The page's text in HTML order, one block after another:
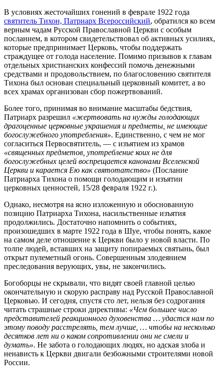
В условиях жесточайших гонений в феврале 1922 года
святитель Тихон, Патриарх Всероссийский, обратился ко всем
верным чадам Русской Православной Церкви с особым
посланием, в котором свидетельствовал об активных усилиях,
которые предпринимает Церковь, чтобы поддержать
страждущее от голода население. Помимо призывов к главам
отдельных христианских конфессий помочь денежными
средствами и продовольствием, по благословению святителя
Тихона был основан специальный церковный комитет, а во
всех храмах организован сбор пожертвований.
Более того, принимая во внимание масштабы бедствия,
Патриарх разрешил «жертвовать на нужды голодающих
драгоценные церковные украшения и предметы, не имеющие
богослужебного употребления». Единственно, с чем не мог
согласиться Первосвятитель, — с изъятием из храмов
«священных предметов, употребление коих не для
богослужебных целей воспрещается канонами Вселенской
Церкви и карается Ею как святотатство» (Послание
Патриарха Тихона о помощи голодающим и изъятии
церковных ценностей, 15/28 февраля 1922 г.).
Однако, несмотря на ясно изложенную и обоснованную
позицию Патриарха Тихона, насильственные изъятия
продолжились. Достаточно напомнить о событиях,
произошедших в марте 1922 года в Шуе, чтобы понять, какое
на самом деле отношение к Церкви было у новой власти. По
толпе людей, вставших на защиту попираемых святынь, был
открыт пулеметный огонь. Совершенным злодеянием
преследования верующих, увы, не закончились.
Богоборцы не скрывали, что видят своей главной целью
окончательную и скорую расправу над Русской Православной
Церковью. И сегодня, спустя сто лет, нельзя без содрогания
читать страшные строки директивы: «Чем большее число
представителей реакционного духовенства … удастся нам по
этому поводу расстрелять, тем лучше, … чтобы на несколько
десятков лет ни о каком сопротивлении они не смели и
думать». Не забота о голодающих людях, но адская злоба и
ненависть к Церкви двигали безбожными строителями новой
России.